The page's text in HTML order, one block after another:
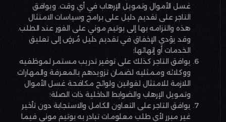
غسل الأموال وتمويل الإرهاب في أي وقت. ويوافق
التاجر على تقديم دليل على برامج وسياسات الامتثال
هذه والتزامه بها إلى بوتيم موني على الفور عند الطلب.
وقد يؤدي الإخفاق في تقديم دليل مُرضٍ إلى تعليق
الخدمات أو إنهائها؛
يوافق التاجر كذلك على توفير تدريب مستمر لموظفيه
ووكلائه وممثليه لضمان تزويدهم بالمعرفة والمهارات
اللازمة للامتثال لقوانين ولوائح مكافحة غسل الأموال
وتمويل الإرهاب والضوابط الداخلية ذات الصلة؛
يوافق التاجر على التعاون الكامل والاستجابة دون تأخير
غير مبرر لأي طلب معلومات تبادر به بوتيم موني فيما